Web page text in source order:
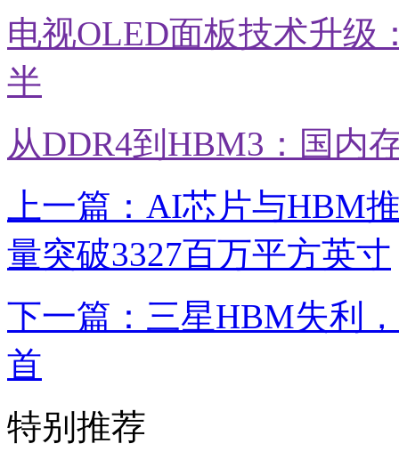
电视OLED面板技术升级
半
从DDR4到HBM3：国内
上一篇：AI芯片与HBM
量突破3327百万平方英寸
下一篇：三星HBM失利
首
特别推荐